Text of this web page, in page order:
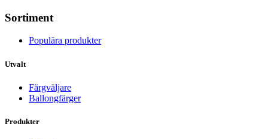
Sortiment
Populära produkter
Utvalt
Färgväljare
Ballongfärger
Produkter